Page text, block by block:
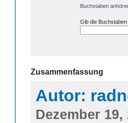
Buchstaben
Gib die
Zusammenfassung
Autor:
Dezember 19,